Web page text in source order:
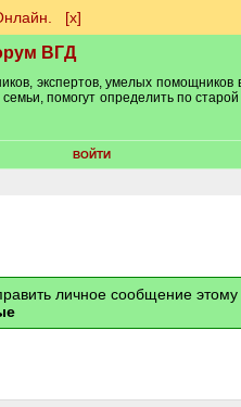
[х]
ВГД
экспертов, умелых помощников
помогут определить по
ВОЙТИ
личное сообщение